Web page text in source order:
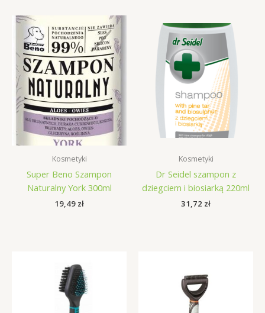
Kosmetyki
Super Beno Szampon
Naturalny York 300ml
19,49 zł
Kosmetyki
Dr Seidel szampon z
dziegciem i biosiarką 220ml
31,72 zł